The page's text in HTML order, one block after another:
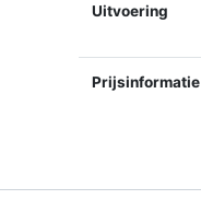
Uitvoering
Prijsinformatie